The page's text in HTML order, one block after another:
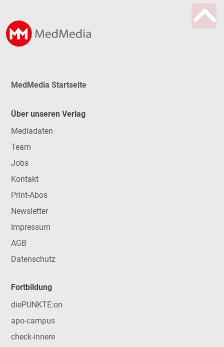
MedMedia Startseite
Über unseren Verlag
Mediadaten
Team
Jobs
Kontakt
Print-Abos
Newsletter
Impressum
AGB
Datenschutz
Fortbildung
diePUNKTE:on
apo-campus
check-innere